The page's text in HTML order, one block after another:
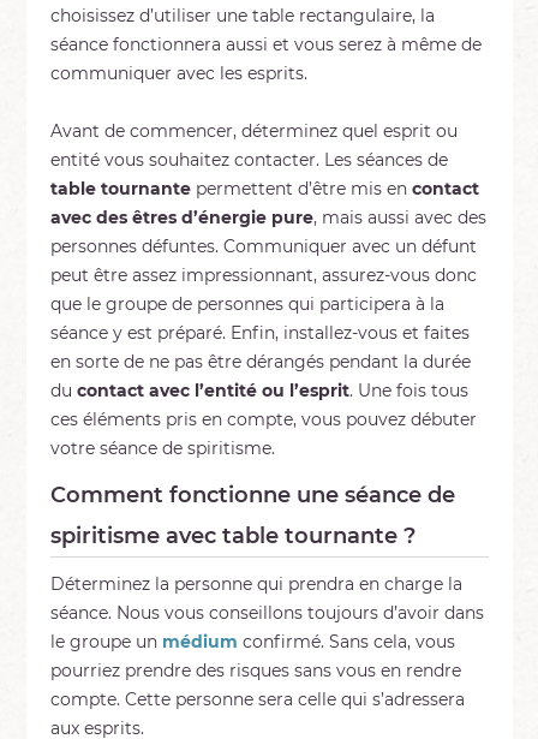
choisissez d’utiliser une table rectangulaire, la
séance fonctionnera aussi et vous serez à même de
communiquer avec les esprits.
Avant de commencer, déterminez quel esprit ou
entité vous souhaitez contacter. Les séances de
table tournantepermettent d’être mis en contact
avec des êtres d’énergie pure, mais aussi avec des
personnes défuntes. Communiquer avec un défunt
peut être assez impressionnant, assurez-vous donc
que le groupe de personnes qui participera à la
séance y est préparé. Enfin, installez-vous et faites
en sorte de ne pas être dérangés pendant la durée
du contact avec l’entité ou l’esprit. Une fois tous
ces éléments pris en compte, vous pouvez débuter
votre séance de spiritisme.
Comment fonctionne une séance de
spiritisme avec table tournante ?
Déterminez la personne qui prendra en charge la
séance. Nous vous conseillons toujours d’avoir dans
le groupe un médium confirmé. Sans cela, vous
pourriez prendre des risques sans vous en rendre
compte. Cette personne sera celle qui s’adressera
aux esprits.